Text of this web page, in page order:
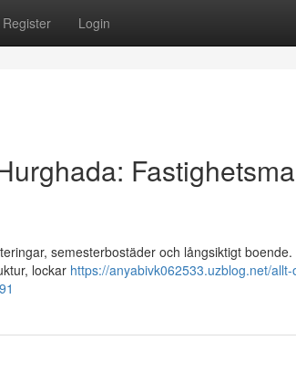
Register Login
semesterbostäder och långsiktigt
lockar https://anyabivk062533.uzblog.net/